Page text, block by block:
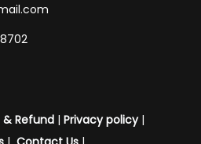
& Refund | Privacy policy|